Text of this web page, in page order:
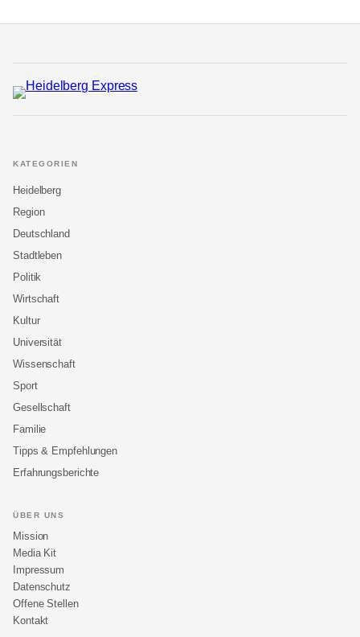
KATEGORIEN
Heidelberg
Region
Deutschland
Stadtleben
Politik
Wirtschaft
Kultur
Universität
Wissenschaft
Sport
Gesellschaft
Familie
Tipps & Empfehlungen
Erfahrungsberichte
ÜBER UNS
Mission
Media Kit
Impressum
Datenschutz
Offene Stellen
Kontakt